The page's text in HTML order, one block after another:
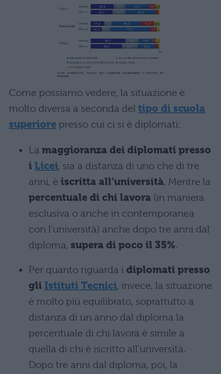
Come possiamo vedere, la situazione è
molto diversa a seconda del tipo di scuola
superiorepresso cui ci si è diplomati:
La maggioranza dei diplomati presso
i Licei, sia a distanza di uno che di tre
anni, è iscritta all’università. Mentre la
percentuale di chi lavora (in maniera
esclusiva o anche in contemporanea
con l’università) anche dopo tre anni dal
diploma, supera di poco il 35%.
Per quanto riguarda i diplomati presso
gli Istituti Tecnici, invece, la situazione
è molto più equilibrato, soprattutto a
distanza di un anno dal diploma la
percentuale di chi lavora è simile a
quella di chi è iscritto all’università.
Dopo tre anni dal diploma, poi, la